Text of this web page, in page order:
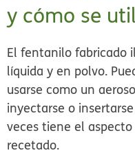
y cómo se
El fentanilo fabricado
líquida y en polvo.
usarse como un
inyectarse o
veces tiene el
recetado.